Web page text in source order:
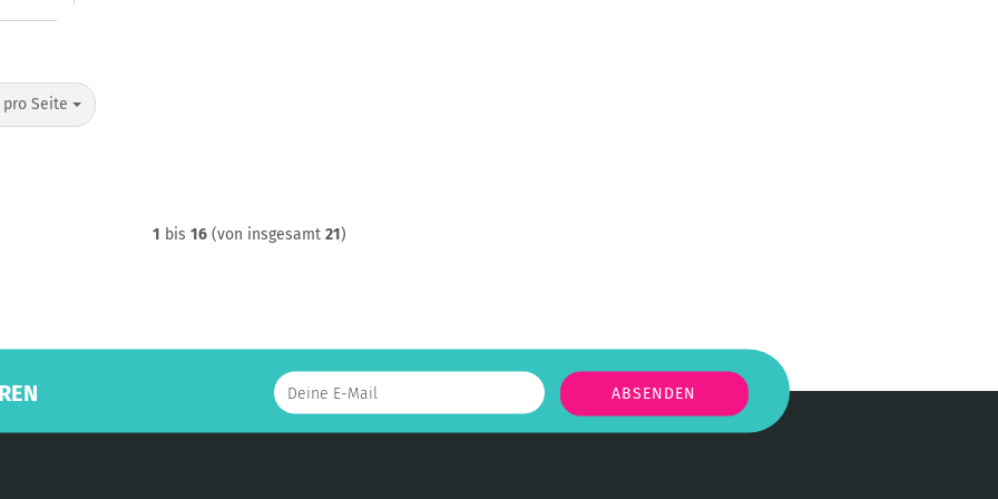
pro Seite
Seite
1 bis 16 (von insgesamt 21)